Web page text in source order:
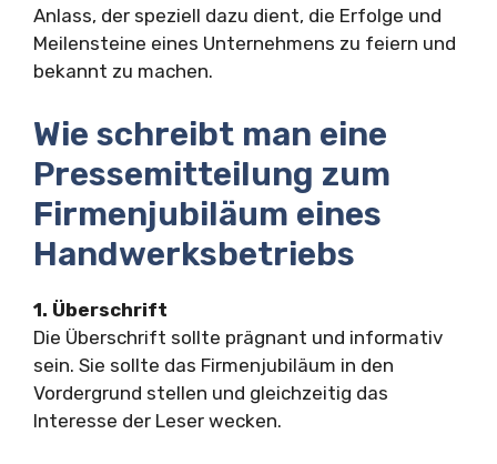
Anlass, der speziell dazu dient, die Erfolge und
Meilensteine eines Unternehmens zu feiern und
bekannt zu machen.
Wie schreibt man eine
Pressemitteilung zum
Firmenjubiläum eines
Handwerksbetriebs
1. Überschrift
Die Überschrift sollte prägnant und informativ
sein. Sie sollte das Firmenjubiläum in den
Vordergrund stellen und gleichzeitig das
Interesse der Leser wecken.